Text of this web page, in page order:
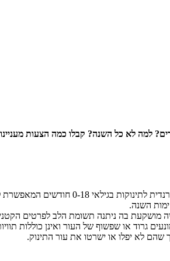
למה לא כל השנה? קבלו כמה הצעות
שילב, רשת החנויות לתינוקות משיקה
השנה.
100% כותנה, נתפרות בתפרים שטוחים המונעים גרוד או
לא יפלו או ישרטו את עור התינוק.